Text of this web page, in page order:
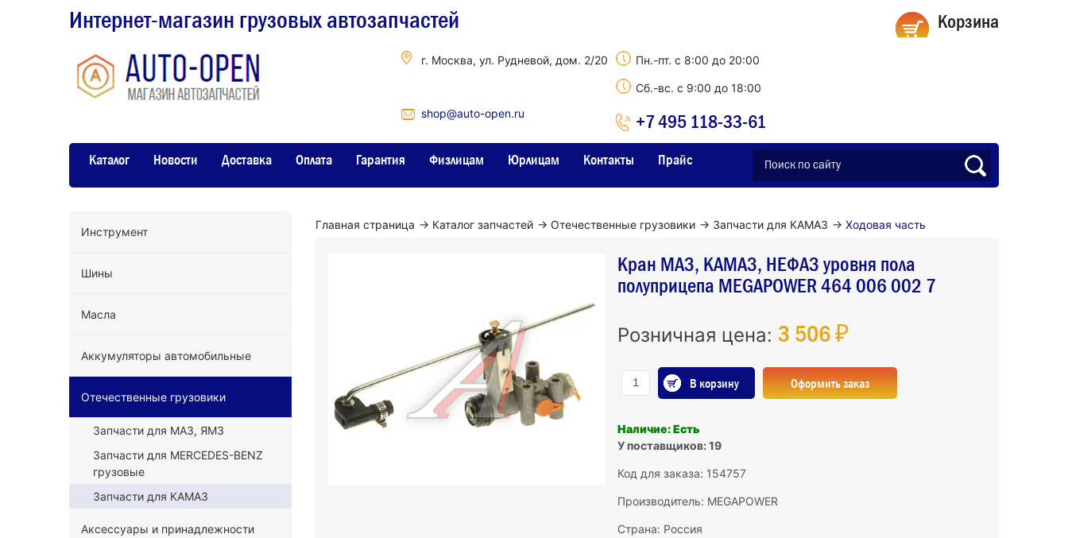
Интернет-магазин грузовых автозапчастей
г. Москва, ул. Рудневой, дом. 2/20
shop@auto-open.ru
Пн.-пт. с 8:00 до 20:00
Сб.-вс. с 9:00 до 18:00
+7 495 118-33-61
Корзина
Каталог Новости Доставка Оплата Гарантия Физлицам Юрлицам Контакты Прайс
Инструмент
Шины
Масла
Аккумуляторы автомобильные
Отечественные грузовики
Запчасти для МАЗ, ЯМЗ
Запчасти для MERCEDES-BENZ
грузовые
Запчасти для КАМАЗ
Аксессуары и принадлежности
Главная страница → Каталог запчастей → Отечественные грузовики → Запчасти для КАМАЗ → Ходовая часть
Кран МАЗ, КАМАЗ, НЕФАЗ уровня пола
полуприцепа MEGAPOWER 464 006 002 7
Розничная цена: 3 506 ₽
В корзину Оформить заказ
Наличие: Есть
У поставщиков: 19
Код для заказа: 154757
Производитель: MEGAPOWER
Страна: Россия